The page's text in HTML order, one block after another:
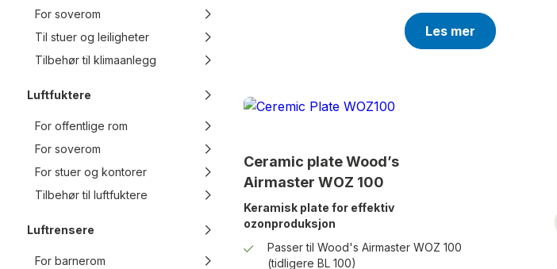
For soverom
Til stuer og leiligheter
Tilbehør til klimaanlegg
Luftfuktere
For offentlige rom
For soverom
For stuer og kontorer
Tilbehør til luftfuktere
Luftrensere
For barnerom
Les mer
Ceramic plate Wood’s
Airmaster WOZ 100
Keramisk plate for effektiv
ozonproduksjon
Passer til Wood's Airmaster WOZ 100
(tidligere BL 100)